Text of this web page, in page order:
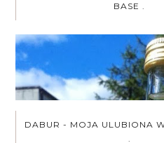
BASE .
DABUR - MOJA ULUBIONA